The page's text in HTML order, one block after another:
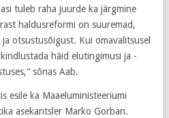
tuleb raha juurde ka järgmine
haldusreformi on suuremad,
otsustusõigust. Kui omavalitsusel
häid elutingimusi ja -
sõnas Aab.
esile ka Maaeluministeeriumi
asekantsler Marko Gorban.